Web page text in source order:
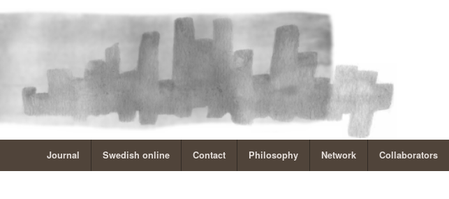
Journal Swedish online Contact Philosophy Network Collaborators